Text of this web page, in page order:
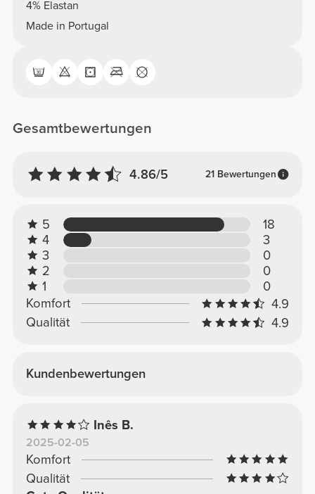
4% Elastan
Made in Portugal
Gesamtbewertungen
4.86/5 21 Bewertungen
5
18
4
3
3
0
2
0
1
0
Komfort
4.9
Qualität
4.9
Kundenbewertungen
Inês B.
2025-02-05
Komfort
Qualität